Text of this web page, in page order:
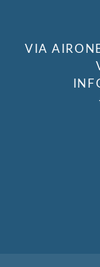
VIA